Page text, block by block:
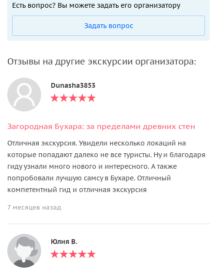
Есть вопрос? Вы можете задать его организатору
Задать вопрос
Отзывы на другие экскурсии организатора:
Dunasha3853
Загородная Бухара: за пределами древних стен
Отличная экскурсия. Увидели несколько локаций на
которые попадают далеко не все туристы. Ну и благодаря
гиду узнали много нового и интересного. А также
попробовали лучшую самсу в Бухаре. Отличный
компетентный гид и отличная экскурсия
7 месяцев назад
Юлия В.